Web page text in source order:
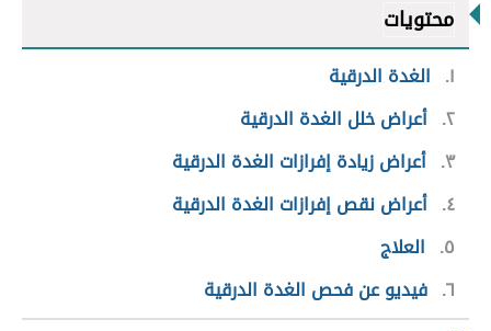
محتويات
١
الغدة الدرقية
٢ أعراض خلل الغدة الدرقية
٣ أعراض زيادة إفرازات الغدة الدرقية
٤ أعراض نقص إفرازات الغدة الدرقية
٥
العلاج
٦ فيديو عن فحص الغدة الدرقية